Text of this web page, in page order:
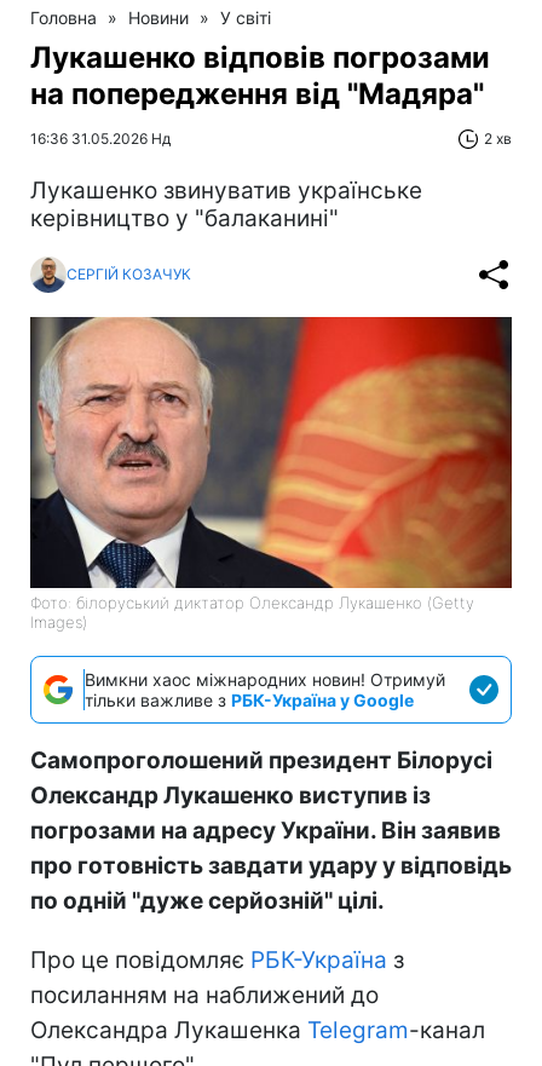
Головна » Новини » У світі
Лукашенко відповів погрозами
на попередження від "Мадяра"
16:36 31.05.2026 Нд 2 хв
Лукашенко звинуватив українське
керівництво у "балаканині"
СЕРГІЙ КОЗАЧУК
Фото: білоруський диктатор Олександр Лукашенко (Getty
Images)
Вимкни хаос міжнародних новин! Отримуй
тільки важливе з РБК-Україна у Google
Самопроголошений президент Білорусі
Олександр Лукашенко виступив із
погрозами на адресу України. Він заявив
про готовність завдати удару у відповідь
по одній "дуже серйозній" цілі.
Про це повідомляє РБК-Україна з
посиланням на наближений до
Олександра Лукашенка Telegram-канал